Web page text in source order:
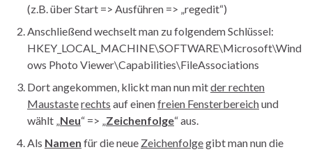
(z.B. über Start => Ausführen => „regedit“)
Anschließend wechselt man zu folgendem Schlüssel:
HKEY_LOCAL_MACHINE\SOFTWARE\Microsoft\Wind
ows Photo Viewer\Capabilities\FileAssociations
Dort angekommen, klickt man nun mitder rechten
Maustasterechts auf einenfreien Fensterbereichund
wählt „Neu“ => „Zeichenfolge“ aus.
Als Namen für die neue Zeichenfolgegibt man nun die